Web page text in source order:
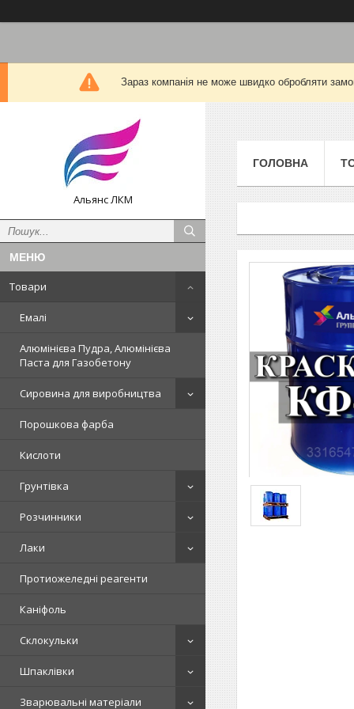
Зараз компанія не може швидко обробляти
Альянс ЛКМ
Товари
Емалі
Алюмінієва Пудра, Алюмінієва
Паста для Газобетону
Сировина для виробництва
Порошкова фарба
Кислоти
Грунтівка
Розчинники
Лаки
Протиожеледні реагенти
Каніфоль
Склокульки
Шпаклівки
Зварювальні матеріали
ГОЛОВНА